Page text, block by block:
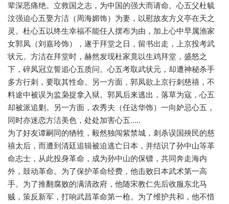
辈深恶痛绝。立救国之志，为中国的强大而请命。心五父杜毓
汶强迫心五娶方洁（周海媚饰）为妻，以慰故友方义亭在天之
灵。杜心五以终生幸福不能任人摆布为由，加上心中早属渔家
女郭凤（刘嘉玲饰），遂于拜堂之日，留书出走，上京投考武
状元。方洁在拜堂时，赫然发现杜家竟以生鸡拜堂，盛怒之
下，碎凤冠立誓追心五质问。心五考取武状元，却遭神秘杀手
多方行刺，要取其性命。另一方面，郭凤欲上京行刺慈禧，不
料途中被误为监枭捉拿入狱。郭凤后来逃出，落草为寇，心五
却被派追剿。另一方面，农秀夫（任达华饰）一向妒忌心五，
同时亦迷恋方洁美色，处处加害心五…..
为了好友谭嗣同的牺牲，毅然独闯紫禁城，刺杀误国殃民的慈
禧太后，而遭到清廷追辑被迫逃亡日本，并结识了孙中山等革
命志士，从此投身革命，成为孙中山的保镖，共同奔走海内
外，鼓动革命。为了保护革命经费，他击败日本武术第一高
手。为了推翻腐败的满清政府，他随宋教仁先后收服东北马
贼，策反新军，打响武昌革命第一枪。为了维护共和，他不惜